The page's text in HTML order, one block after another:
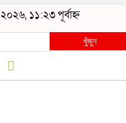
১১:২৩ পূর্বাহ্ন
খুঁজুন